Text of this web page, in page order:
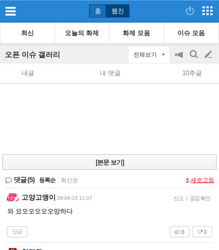
홈 웹진
최신 오늘의 화제 화제 모음 이슈 모음
오픈 이슈 갤러리 전체보기
공
지
on/off
검
색
글
쓰
내글 내 댓글 10추글
[본문 보기]
댓글(5) 등록순 최신순 새로고침
고양고앵이 26-06-15 11:07 신고 | 공감 확인
와 요오오오오오망하다
답글 0
0